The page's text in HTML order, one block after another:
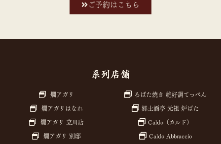
ご予約はこちら
系列店舗
燗アガリ
燗アガリはなれ
燗アガリ 立川店
燗アガリ 別邸
ろばた焼き 絶好調てっぺん
郷土酒亭 元祖 炉ばた
Caldo（カルド）
Caldo Abbraccio